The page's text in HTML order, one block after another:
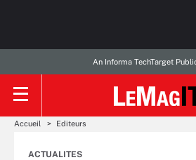
An Informa TechTarget
Accueil Editeurs
ACTUALITES